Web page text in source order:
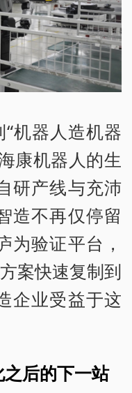
“机器人造机器
康机器人的生
研产线与充沛
造不再仅停留
为验证平台，
案快速复制到
企业受益于这
后的下一站